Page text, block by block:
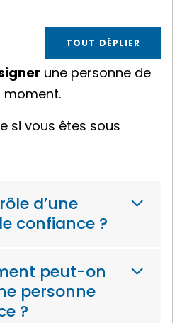
TOUT DÉPLIER
une personne de
si vous êtes sous
d’une
confiance ?
peut-on
personne
?